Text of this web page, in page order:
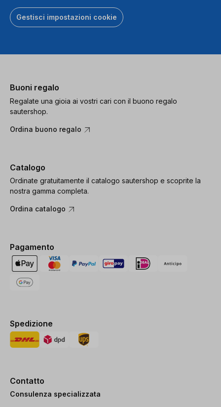
Gestisci impostazioni cookie
Buoni regalo
Regalate una gioia ai vostri cari con il buono regalo
sautershop.
Ordina buono regalo
Catalogo
Ordinate gratuitamente il catalogo sautershop e scoprite la
nostra gamma completa.
Ordina catalogo
Pagamento
Spedizione
Contatto
Consulenza specializzata